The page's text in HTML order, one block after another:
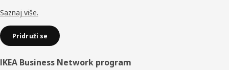
Saznaj više.
Pridruži se
IKEA Business Network program